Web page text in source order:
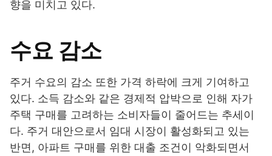
향을 미치고 있다.
수요 감소
주거 수요의 감소 또한 가격 하락에 크게 기여하고
있다. 소득 감소와 같은 경제적 압박으로 인해 자가
주택 구매를 고려하는 소비자들이 줄어드는 추세이
다. 주거 대안으로서 임대 시장이 활성화되고 있는
반면, 아파트 구매를 위한 대출 조건이 악화되면서